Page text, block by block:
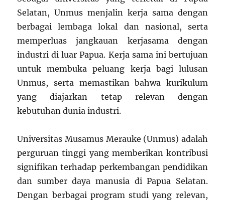
Selatan, Unmus menjalin kerja sama dengan
berbagai lembaga lokal dan nasional, serta
memperluas jangkauan kerjasama dengan
industri di luar Papua. Kerja sama ini bertujuan
untuk membuka peluang kerja bagi lulusan
Unmus, serta memastikan bahwa kurikulum
yang diajarkan tetap relevan dengan
kebutuhan dunia industri.
Universitas Musamus Merauke (Unmus) adalah
perguruan tinggi yang memberikan kontribusi
signifikan terhadap perkembangan pendidikan
dan sumber daya manusia di Papua Selatan.
Dengan berbagai program studi yang relevan,